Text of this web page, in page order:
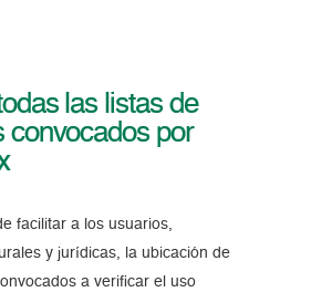
las listas de
convocados por
facilitar a los usuarios,
y jurídicas, la ubicación de
a verificar el uso